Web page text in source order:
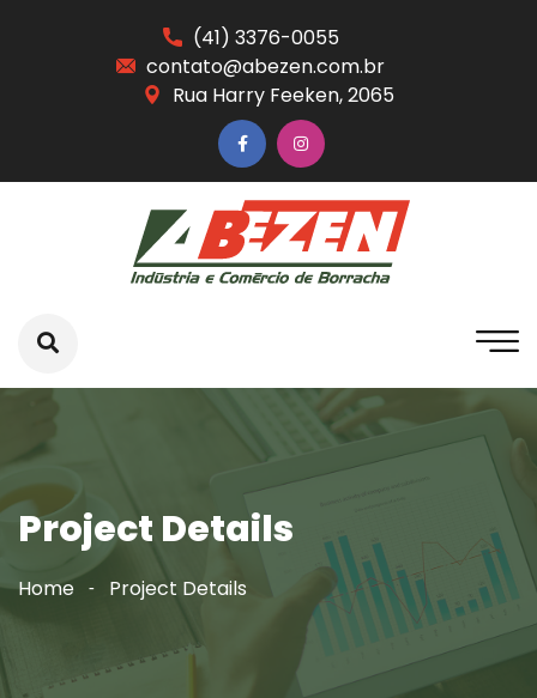
(41) 3376-0055
contato@abezen.com.br
Rua Harry Feeken, 2065
Project Details
Home Project Details